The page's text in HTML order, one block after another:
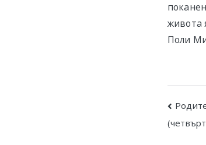
живота
Поли